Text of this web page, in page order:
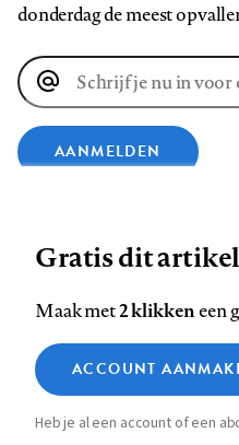
donderdag de meest
E-
mailadres
AANMELDEN
op
Facebook
op
LinkedIn
op
Bluesky
ons
op
Footer
Contact Colofon
Zie onze cookie policy
Analytische cookies
Marketing cookies
Gratis dit
Maak met2 klikkeneen
ACCOUNT
Heb je al een account of een